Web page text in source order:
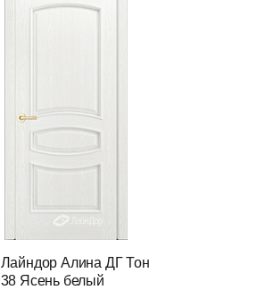
Лайндор Алина ДГ Тон
38 Ясень белый